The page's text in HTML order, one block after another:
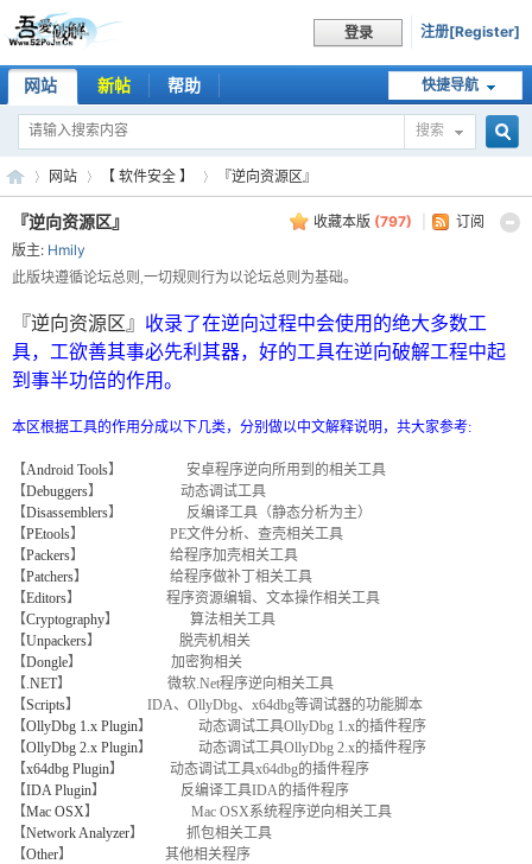
登录 注册[Register]
快捷导航
网站 新帖 帮助
搜索
吾 »
网站
›
【 软件安全 】
›
『逆向资源区』
收藏本版 (797) 订阅
『逆向资源区』
版主: Hmily
此版块遵循论坛总则,一切规则行为以论坛总则为基础。
『逆向资源区』 收录了在逆向过程中会使用的绝大多数工
具，工欲善其事必先利其器，好的工具在逆向破解工程中起
到事半功倍的作用。
本区根据工具的作用分成以下几类，分别做以中文解释说明，共大家参考:
【Android Tools】 安卓程序逆向所用到的相关工具
【Debuggers】 动态调试工具
【Disassemblers】 反编译工具（静态分析为主）
【PEtools】 PE文件分析、查壳相关工具
【Packers】 给程序加壳相关工具
【Patchers】 给程序做补丁相关工具
【Editors】 程序资源编辑、文本操作相关工具
【Cryptography】 算法相关工具
【Unpackers】 脱壳机相关
【Dongle】 加密狗相关
【.NET】 微软.Net程序逆向相关工具
【Scripts】 IDA、OllyDbg、x64dbg等调试器的功能脚本
【OllyDbg 1.x Plugin】 动态调试工具OllyDbg 1.x的插件程序
【OllyDbg 2.x Plugin】 动态调试工具OllyDbg 2.x的插件程序
【x64dbg Plugin】 动态调试工具x64dbg的插件程序
【IDA Plugin】 反编译工具IDA的插件程序
【Mac OSX】 Mac OSX系统程序逆向相关工具
【Network Analyzer】 抓包相关工具
【Other】 其他相关程序